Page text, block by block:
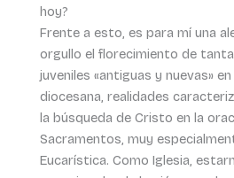
hoy?
Frente a esto, es para mí una
orgullo el florecimiento de
juveniles «antiguas y nuevas»
diocesana, realidades
la búsqueda de Cristo en la
Sacramentos, muy
Eucarística. Como Iglesia,